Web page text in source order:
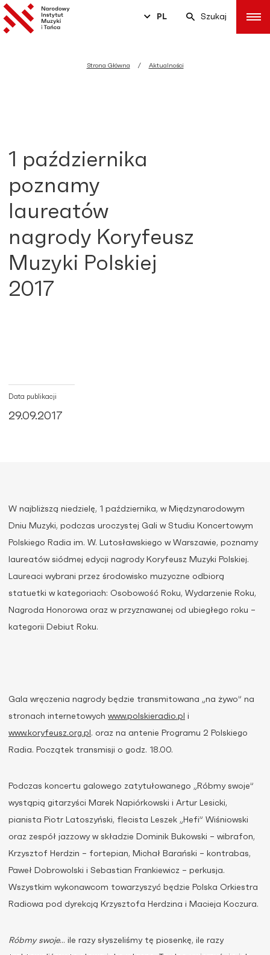
PL Szukaj
Strona Główna Aktualności
1 października
poznamy
laureatów
nagrody Koryfeusz
Muzyki Polskiej
2017
Data publikacji
29.09.2017
W najbliższą niedzielę, 1 października, w Międzynarodowym
Dniu Muzyki, podczas uroczystej Gali w Studiu Koncertowym
Polskiego Radia im. W. Lutosławskiego w Warszawie, poznamy
laureatów siódmej edycji nagrody Koryfeusz Muzyki Polskiej.
Laureaci wybrani przez środowisko muzyczne odbiorą
statuetki w kategoriach: Osobowość Roku, Wydarzenie Roku,
Nagroda Honorowa oraz w przyznawanej od ubiegłego roku –
kategorii Debiut Roku.
Gala wręczenia nagrody będzie transmitowana „na żywo” na
stronach internetowych www.polskieradio.pl i
www.koryfeusz.org.pl . oraz na antenie Programu 2 Polskiego
Radia. Początek transmisji o godz. 18.00.
Podczas koncertu galowego zatytułowanego „Róbmy swoje”
wystąpią gitarzyści Marek Napiórkowski i Artur Lesicki,
pianista Piotr Latoszyński, flecista Leszek „Hefi” Wiśniowski
oraz zespół jazzowy w składzie Dominik Bukowski – wibrafon,
Krzysztof Herdzin – fortepian, Michał Barański – kontrabas,
Paweł Dobrowolski i Sebastian Frankiewicz – perkusja.
Wszystkim wykonawcom towarzyszyć będzie Polska Orkiestra
Radiowa pod dyrekcją Krzysztofa Herdzina i Macieja Koczura.
Róbmy swoje… ile razy słyszeliśmy tę piosenkę, ile razy